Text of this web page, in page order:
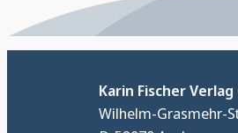
Karin Fischer Verlag
Wilhelm-Grasmehr-